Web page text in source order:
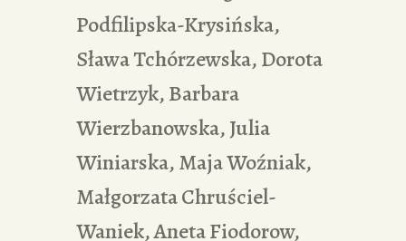
Podfilipska-Krysińska,
Sława Tchórzewska, Dorota
Wietrzyk, Barbara
Wierzbanowska, Julia
Winiarska, Maja Woźniak,
Małgorzata Chruściel-
Waniek, Aneta Fiodorow,